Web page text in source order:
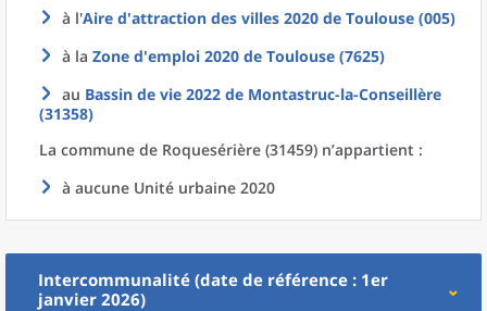
à l'Aire d'attraction des villes 2020 de Toulouse (005)
à la Zone d'emploi 2020 de Toulouse (7625)
au Bassin de vie 2022 de Montastruc-la-Conseillère
(31358)
La commune de Roquesérière (31459) n’appartient :
à aucune Unité urbaine 2020
Intercommunalité (date de référence : 1er
janvier 2026)